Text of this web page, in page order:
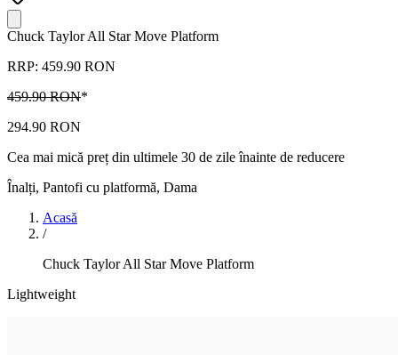
Chuck Taylor All Star Move Platform
RRP: 459.90 RON
459.90 RON*
294.90 RON
Cea mai mică preț din ultimele 30 de zile înainte de reducere
Înalți, Pantofi cu platformă, Dama
Acasă
/
Chuck Taylor All Star Move Platform
Lightweight